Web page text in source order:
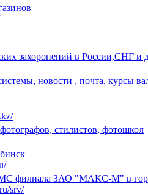
захоронений в России,СНГ и
новости , почта, курсы
стилистов, фотошкол
филиала ЗАО "МАКС-М" в
srv/